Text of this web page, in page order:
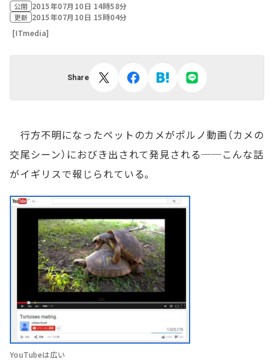
公開 2015年07月10日 14時58分
更新 2015年07月10日 15時04分
[ITmedia]
Share
行方不明になったペットのカメがポルノ動画（カメの
交尾シーン）におびき出されて発見される──こんな話
がイギリスで報じられている。
YouTubeは広い